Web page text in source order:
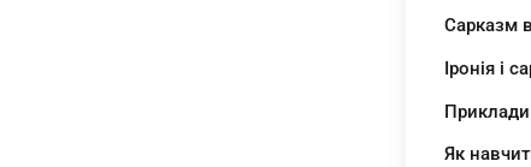
Сарказм в
Іронія і
Як